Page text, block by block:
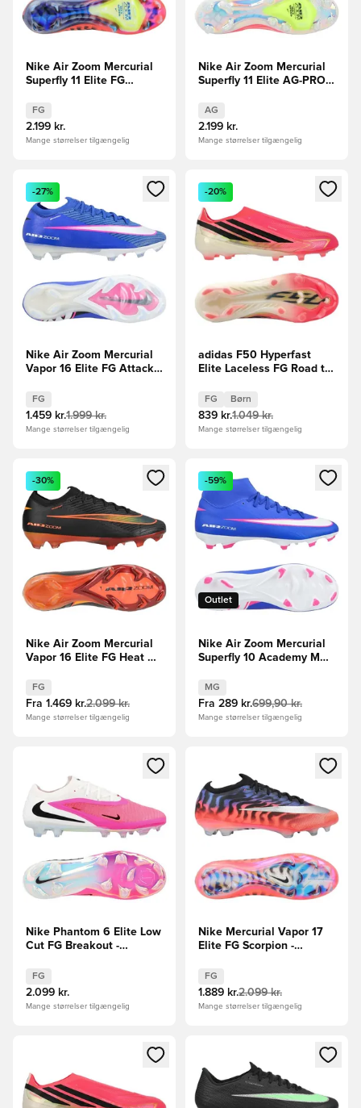
Nike Air Zoom Mercurial
Superfly 11 Elite FG
LIMITED EDITION
FG
2.199 kr.
Mange størrelser tilgængelig
Nike Air Zoom Mercurial
Superfly 11 Elite AG-PRO
AG
2.199 kr.
Mange størrelser tilgængelig
Åbner en Modal til at logge ind eller tilmelde dig som
-27%
Nike Air Zoom Mercurial
Vapor 16 Elite FG Attack -
FG
1.459 kr.1.999 kr.
Mange størrelser tilgængelig
Åbner en Modal til at logge
-20%
adidas F50 Hyperfast
Elite Laceless FG Road to
Børn
FG Børn
839 kr.1.049 kr.
Mange størrelser tilgængelig
Åbner en Modal til at logge ind eller tilmelde dig som
-30%
Nike Air Zoom Mercurial
Vapor 16 Elite FG Heat Up
FG
Fra 1.469 kr.2.099 kr.
Mange størrelser tilgængelig
Åbner en Modal til at logge
Outlet
-59%
Nike Air Zoom Mercurial
Superfly 10 Academy MG
MG
Fra 289 kr.699,90 kr.
Mange størrelser tilgængelig
Åbner en Modal til at logge ind eller tilmelde dig som
Nike Phantom 6 Elite Low
Cut FG Breakout -
FG
2.099 kr.
Mange størrelser tilgængelig
Åbner en Modal til at logge
Nike Mercurial Vapor 17
Elite FG Scorpion -
EDITION
FG
1.889 kr.2.099 kr.
Mange størrelser tilgængelig
Åbner en Modal til at logge ind eller tilmelde dig som
Åbner en Modal til at logge